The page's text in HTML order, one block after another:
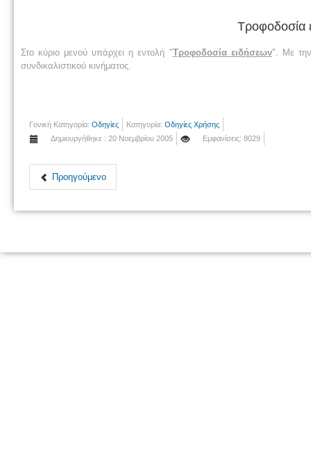
Τροφοδοσία
Στο κύριο μενού υπάρχει η εντολή "Τροφοδοσία ειδήσεων". Με την
συνδικαλιστικού κινήματος.
Γονική Κατηγορία: Οδηγίες Κατηγορία: Οδηγίες Χρήσης
Δημιουργήθηκε : 20 Νοεμβρίου 2005
Εμφανίσεις: 8029
Προηγούμενο